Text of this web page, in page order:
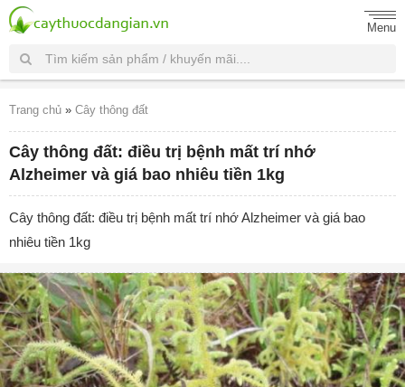
Menu
Trang chủ » Cây thông đất
Cây thông đất: điều trị bệnh mất trí nhớ
Alzheimer và giá bao nhiêu tiền 1kg
Cây thông đất: điều trị bệnh mất trí nhớ Alzheimer và giá bao
nhiêu tiền 1kg